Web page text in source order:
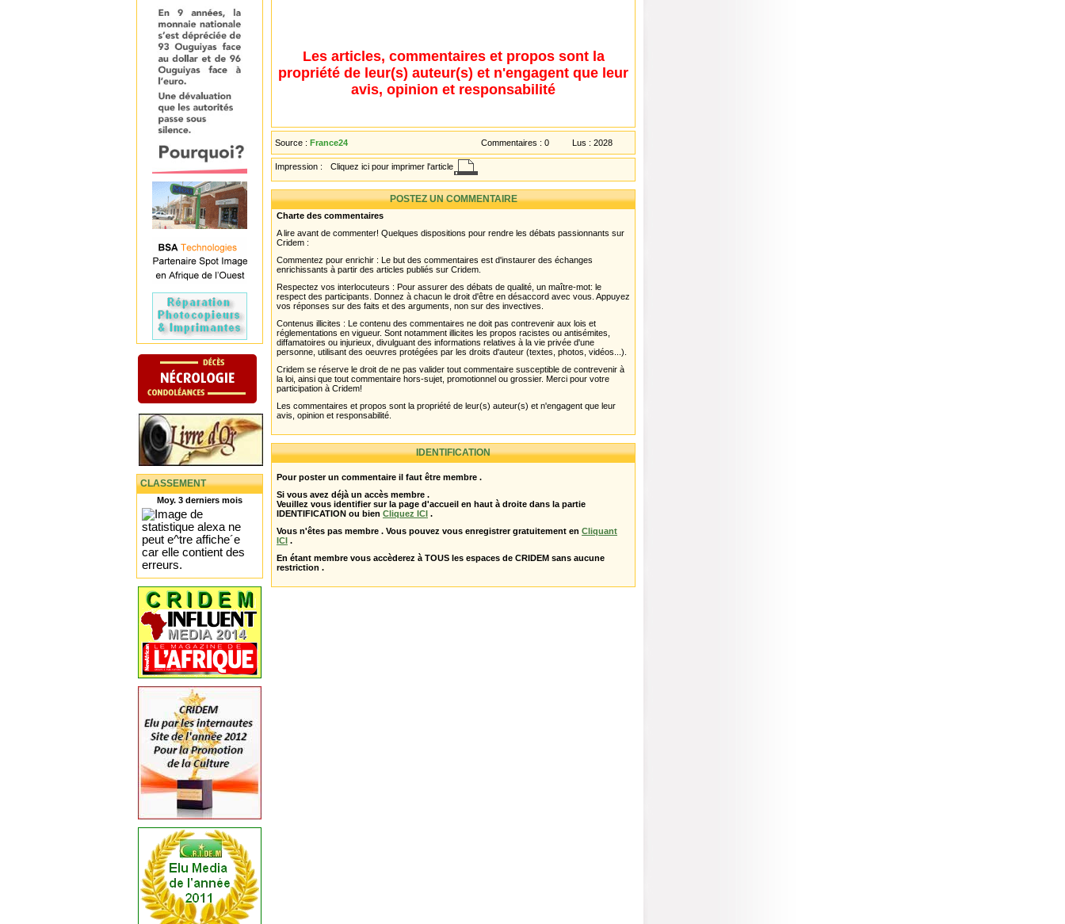
CLASSEMENT
Moy. 3 derniers mois
Les articles, commentaires et propos sont la
propriété de leur(s) auteur(s) et n'engagent que leur
avis, opinion et responsabilité
Source : France24 Commentaires : 0 Lus : 2028
Impression : Cliquez ici pour imprimer l'article
POSTEZ UN COMMENTAIRE
Charte des commentaires
A lire avant de commenter! Quelques dispositions pour rendre les débats passionnants sur
Cridem :
Commentez pour enrichir : Le but des commentaires est d'instaurer des échanges
enrichissants à partir des articles publiés sur Cridem.
Respectez vos interlocuteurs : Pour assurer des débats de qualité, un maître-mot: le
respect des participants. Donnez à chacun le droit d'être en désaccord avec vous. Appuyez
vos réponses sur des faits et des arguments, non sur des invectives.
Contenus illicites : Le contenu des commentaires ne doit pas contrevenir aux lois et
réglementations en vigueur. Sont notamment illicites les propos racistes ou antisémites,
diffamatoires ou injurieux, divulguant des informations relatives à la vie privée d'une
personne, utilisant des oeuvres protégées par les droits d'auteur (textes, photos, vidéos...).
Cridem se réserve le droit de ne pas valider tout commentaire susceptible de contrevenir à
la loi, ainsi que tout commentaire hors-sujet, promotionnel ou grossier. Merci pour votre
participation à Cridem!
Les commentaires et propos sont la propriété de leur(s) auteur(s) et n'engagent que leur
avis, opinion et responsabilité.
IDENTIFICATION
Pour poster un commentaire il faut être membre .
Si vous avez déjà un accès membre .
Veuillez vous identifier sur la page d'accueil en haut à droite dans la partie
IDENTIFICATION ou bien Cliquez ICI .
Vous n'êtes pas membre . Vous pouvez vous enregistrer gratuitement en Cliquant
ICI .
En étant membre vous accèderez à TOUS les espaces de CRIDEM sans aucune
restriction .